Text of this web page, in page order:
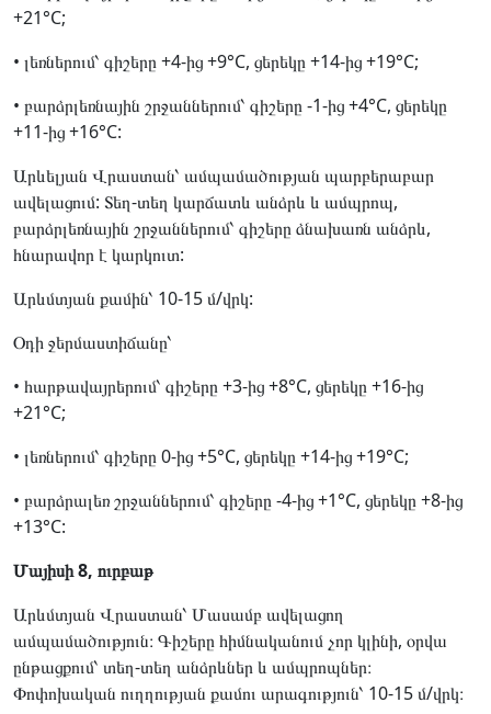
+21°C;
• լեռներում՝ գիշերը +4-ից +9°C, ցերեկը +14-ից +19°C;
• բարձրլեռնային շրջաններում՝ գիշերը -1-ից +4°C, ցերեկը
+11-ից +16°C:
Արևելյան Վրաստան՝ ամպամածության պարբերաբար
ավելացում: Տեղ-տեղ կարճատև անձրև և ամպրոպ,
բարձրլեռնային շրջաններում՝ գիշերը ձնախառն անձրև,
հնարավոր է կարկուտ:
Արևմտյան քամին՝ 10-15 մ/վրկ:
Օդի ջերմաստիճանը՝
• հարթավայրերում՝ գիշերը +3-ից +8°C, ցերեկը +16-ից
+21°C;
• լեռներում՝ գիշերը 0-ից +5°C, ցերեկը +14-ից +19°C;
• բարձրալեռ շրջաններում՝ գիշերը -4-ից +1°C, ցերեկը +8-ից
+13°C:
Մայիսի 8, ուրբաթ
Արևմտյան Վրաստան՝ Մասամբ ավելացող
ամպամածություն։ Գիշերը հիմնականում չոր կլինի, օրվա
ընթացքում՝ տեղ-տեղ անձրևներ և ամպրոպներ։
Փոփոխական ուղղության քամու արագություն՝ 10-15 մ/վրկ։